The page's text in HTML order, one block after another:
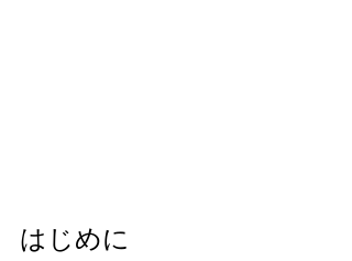
はじめに